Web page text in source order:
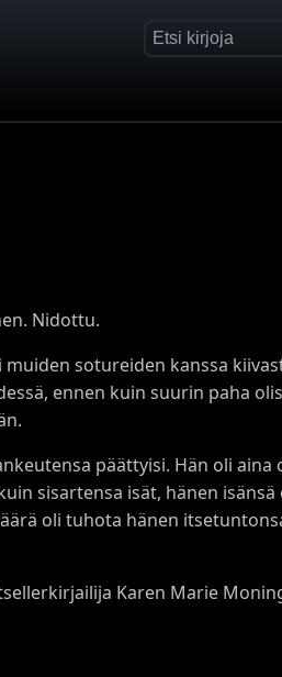
Nidottu.
sotureiden kanssa
ennen kuin suurin paha
päättyisi. Hän oli aina
sisartensa isät, hänen
oli tuhota hänen
Karen Marie